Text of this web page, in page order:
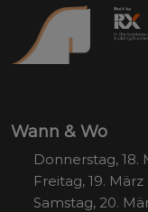
Wann & Wo
Donnerstag, 18.
Freitag, 19. März
Samstag, 20.